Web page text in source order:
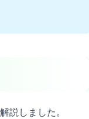
説しました。